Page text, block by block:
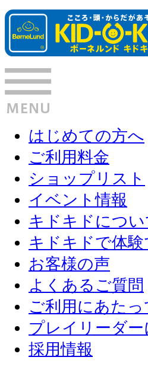
はじめての方へ
ご利用料金
ショップリスト
イベント情報
キドキドについ
キドキドで体
お客様の声
よくあるご質問
ご利用にあた
プレイリーダー
採用情報